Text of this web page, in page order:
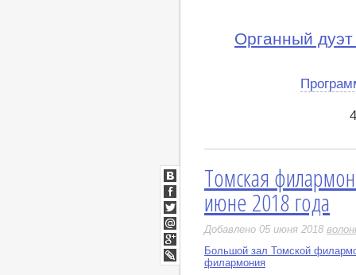
Органный
Томская
июне 2018 года
Добавлено 05 июня 2018
Большой зал Томской
филармония
ВКонтакте
Facebook
Twitter
Мой
Мир
Google+
LiveJournal